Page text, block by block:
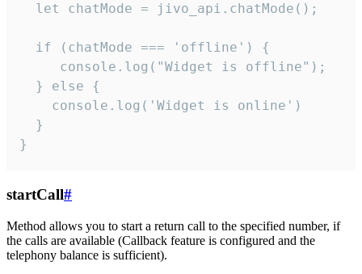
  let chatMode = jivo_api.chatMode();
  if (chatMode === 'offline') {
     console.log("Widget is offline");
  } else {
    console.log('Widget is online')
  }
}
startCall#
Method allows you to start a return call to the specified number, if
the calls are available (Callback feature is configured and the
telephony balance is sufficient).